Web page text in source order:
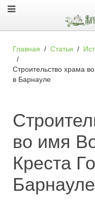
Главная Статьи
Строительство храма
в Барнауле
во имя
Креста
Барнауле